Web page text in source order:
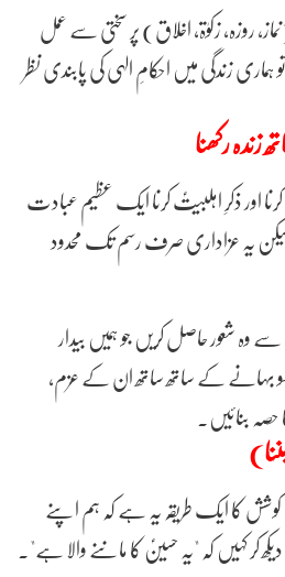
روزہ، زکوٰۃ، اخلاق) پر سختی سے عمل
ہماری زندگی میں احکامِ الہی کی پابندی نظر
اور ذکرِ اہلبیتؑ کرنا ایک عظیم عبادت
یہ عزاداری صرف رسم تک محدود
وہ شعور حاصل کریں جو ہمیں بیدار
بہانے کے ساتھ ساتھ ان کے عزم،
حصہ بنائیں۔
کا ایک طریقہ یہ ہے کہ ہم اپنے
کر کہیں کہ "یہ حسینؑ کا ماننے والا ہے"۔